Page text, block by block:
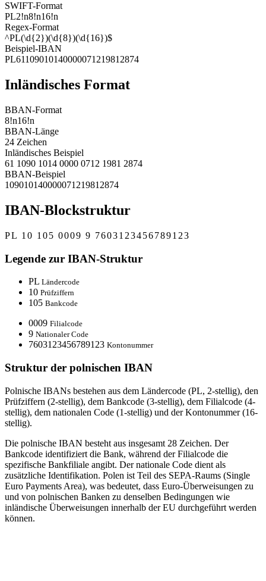
SWIFT-Format
PL2!n8!n16!n
Regex-Format
^PL(\d{2})(\d{8})(\d{16})$
Beispiel-IBAN
PL61109010140000071219812874
Inländisches Format
BBAN-Format
8!n16!n
BBAN-Länge
24 Zeichen
Inländisches Beispiel
61 1090 1014 0000 0712 1981 2874
BBAN-Beispiel
109010140000071219812874
IBAN-Blockstruktur
PL 10 105 0009 9 7603123456789123
Legende zur IBAN-Struktur
PL Ländercode
10 Prüfziffern
105 Bankcode
0009 Filialcode
9 Nationaler Code
7603123456789123 Kontonummer
Struktur der polnischen IBAN
Polnische IBANs bestehen aus dem Ländercode (PL, 2-stellig), den
Prüfziffern (2-stellig), dem Bankcode (3-stellig), dem Filialcode (4-
stellig), dem nationalen Code (1-stellig) und der Kontonummer (16-
stellig).
Die polnische IBAN besteht aus insgesamt 28 Zeichen. Der
Bankcode identifiziert die Bank, während der Filialcode die
spezifische Bankfiliale angibt. Der nationale Code dient als
zusätzliche Identifikation. Polen ist Teil des SEPA-Raums (Single
Euro Payments Area), was bedeutet, dass Euro-Überweisungen zu
und von polnischen Banken zu denselben Bedingungen wie
inländische Überweisungen innerhalb der EU durchgeführt werden
können.